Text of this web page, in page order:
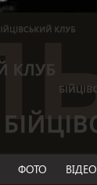
ФОТО ВІДЕО